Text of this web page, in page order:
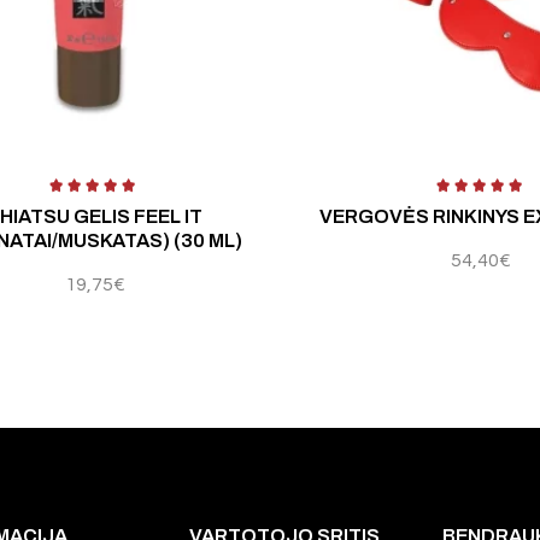
GELIS FEEL IT
MUSKATAS) (30 ML)
19,75€
VERGOVĖS RINKINYS
54,40€
Įvertinimas:
VARTOTOJO SRITIS